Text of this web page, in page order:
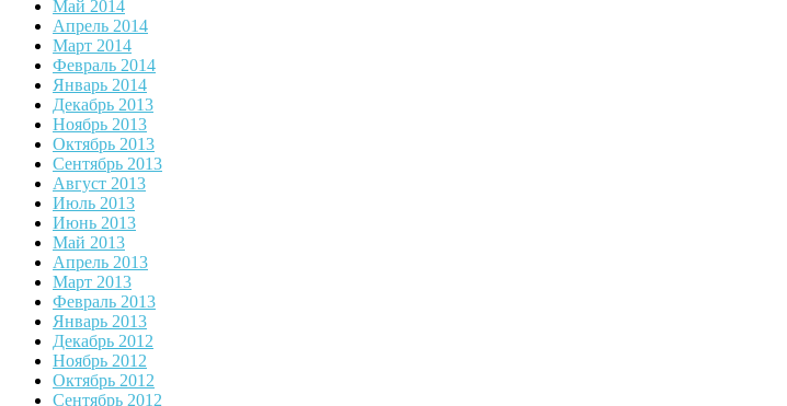
Май 2014
Апрель 2014
Март 2014
Февраль 2014
Январь 2014
Декабрь 2013
Ноябрь 2013
Октябрь 2013
Сентябрь 2013
Август 2013
Июль 2013
Июнь 2013
Май 2013
Апрель 2013
Март 2013
Февраль 2013
Январь 2013
Декабрь 2012
Ноябрь 2012
Октябрь 2012
Сентябрь 2012